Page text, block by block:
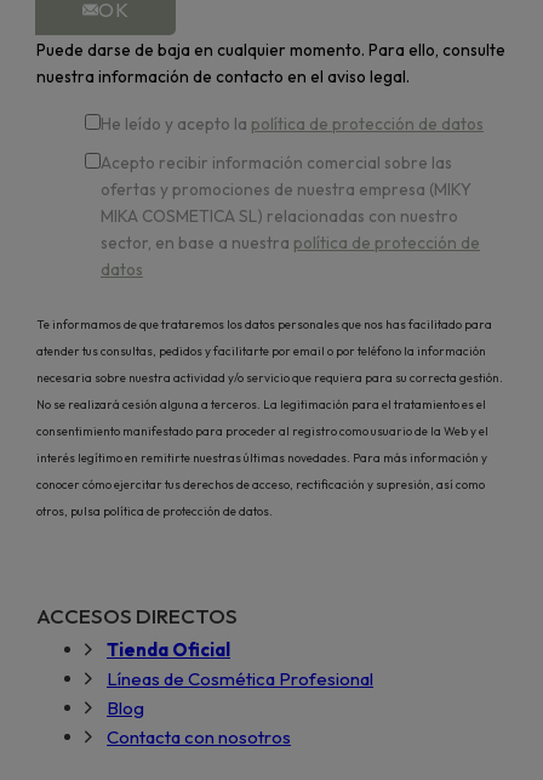
OK
Puede darse de baja en cualquier momento. Para ello, consulte
nuestra información de contacto en el aviso legal.
He leído y acepto la política de protección de datos
Acepto recibir información comercial sobre las
ofertas y promociones de nuestra empresa (MIKY
MIKA COSMETICA SL) relacionadas con nuestro
sector, en base a nuestra política de protección de
datos
Te informamos de que trataremos los datos personales que nos has facilitado para
atender tus consultas, pedidos y facilitarte por email o por teléfono la información
necesaria sobre nuestra actividad y/o servicio que requiera para su correcta gestión.
No se realizará cesión alguna a terceros. La legitimación para el tratamiento es el
consentimiento manifestado para proceder al registro como usuario de la Web y el
interés legítimo en remitirte nuestras últimas novedades. Para más información y
conocer cómo ejercitar tus derechos de acceso, rectificación y supresión, así como
otros, pulsa política de protección de datos.
ACCESOS DIRECTOS
Tienda Oficial
Líneas de Cosmética Profesional
Blog
Contacta con nosotros